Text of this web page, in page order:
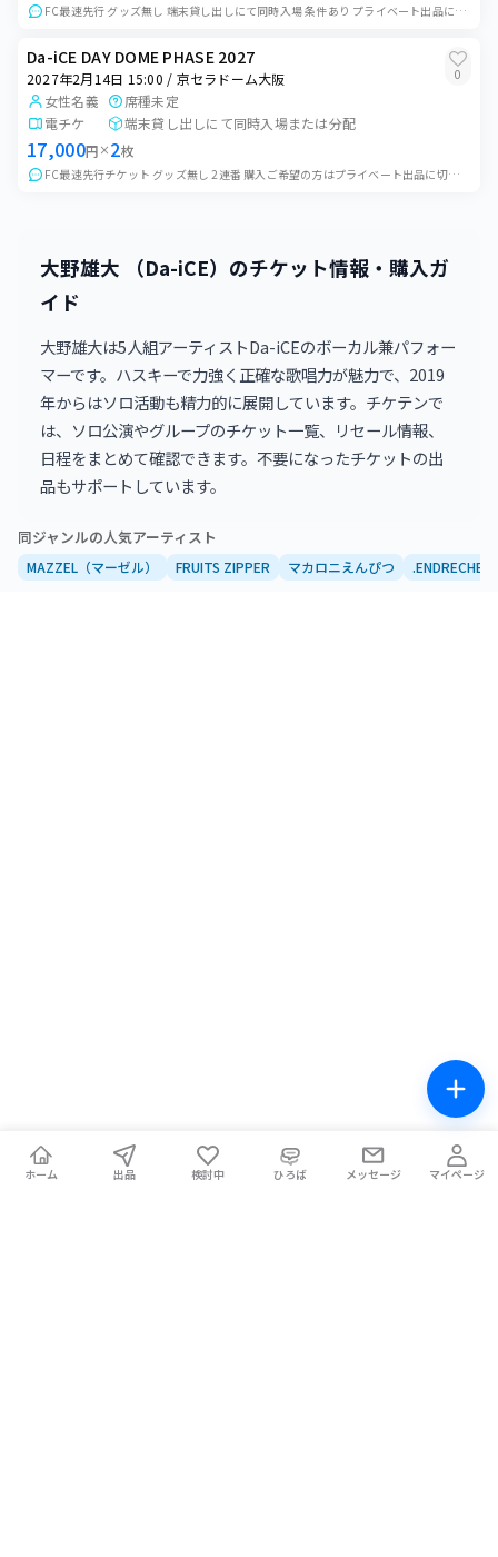
FC最速先行 グッズ無し 端末貸し出しにて同時入場 条件あり プライベート出品に変更しますので購入希望の方はコメントお願いいたします 公演中止以外のいかなる理由...
Da-iCE DAY DOME PHASE 2027
2027年2月14日 15:00 / 京セラドーム大阪 0
女性名義
席種未定
電チケ
端末貸し出しにて同時入場または分配
17,000円 × 2枚
FC最速先行チケット グッズ無し 2連番 購入ご希望の方はプライベート出品に切り替えますのでコメントお願いいたします FC非会員の方でも購入可能 端末貸し出しに...
大野雄大 （Da-iCE）のチケット情報・購入ガ
イド
大野雄大は5人組アーティストDa-iCEのボーカル兼パフォー
マーです。ハスキーで力強く正確な歌唱力が魅力で、2019
年からはソロ活動も精力的に展開しています。チケテンで
は、ソロ公演やグループのチケット一覧、リセール情報、
日程をまとめて確認できます。不要になったチケットの出
品もサポートしています。
同ジャンルの人気アーティスト
MAZZEL（マーゼル） FRUITS ZIPPER マカロニえんぴつ .ENDRECHERI.
ホーム 出品 検討中 ひろば メッセージ マイページ